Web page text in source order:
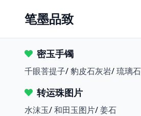
笔墨品致
密玉手镯
千眼菩提子/豹皮石灰岩/琉璃
转运珠图片
水沫玉/和田玉图片/姜石